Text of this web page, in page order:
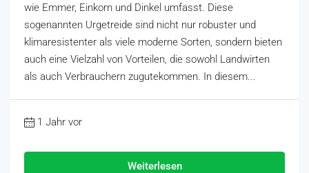
wie Emmer, Einkorn und Dinkel umfasst. Diese
sogenannten Urgetreide sind nicht nur robuster und
klimaresistenter als viele moderne Sorten, sondern bieten
auch eine Vielzahl von Vorteilen, die sowohl Landwirten
als auch Verbrauchern zugutekommen. In diesem...
1 Jahr vor
Weiterlesen